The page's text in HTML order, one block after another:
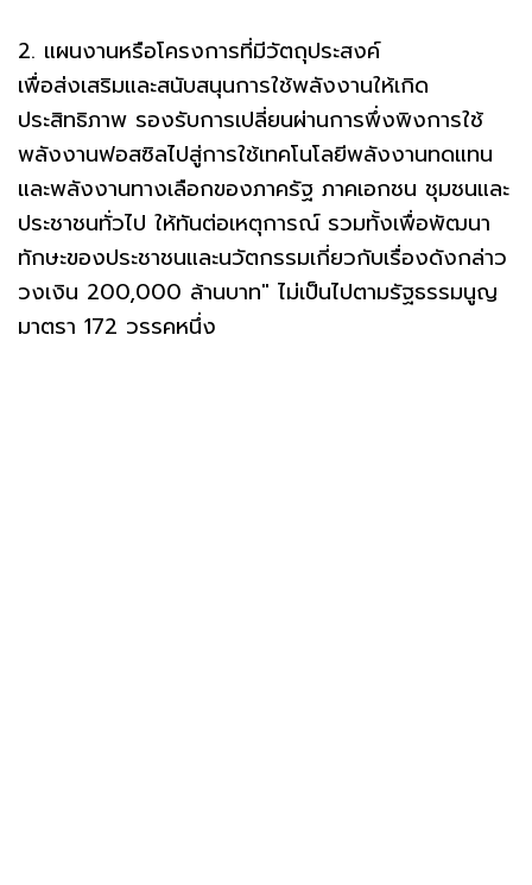
2. แผนงานหรือโครงการที่มีวัตถุประสงค์
เพื่อส่งเสริมและสนับสนุนการใช้พลังงานให้เกิด
ประสิทธิภาพ รองรับการเปลี่ยนผ่านการพึ่งพิงการใช้
พลังงานฟอสซิลไปสู่การใช้เทคโนโลยีพลังงานทดแทน
และพลังงานทางเลือกของภาครัฐ ภาคเอกชน ชุมชนและ
ประชาชนทั่วไป ให้ทันต่อเหตุการณ์ รวมทั้งเพื่อพัฒนา
ทักษะของประชาชนและนวัตกรรมเกี่ยวกับเรื่องดังกล่าว
วงเงิน 200,000 ล้านบาท" ไม่เป็นไปตามรัฐธรรมนูญ
มาตรา 172 วรรคหนึ่ง